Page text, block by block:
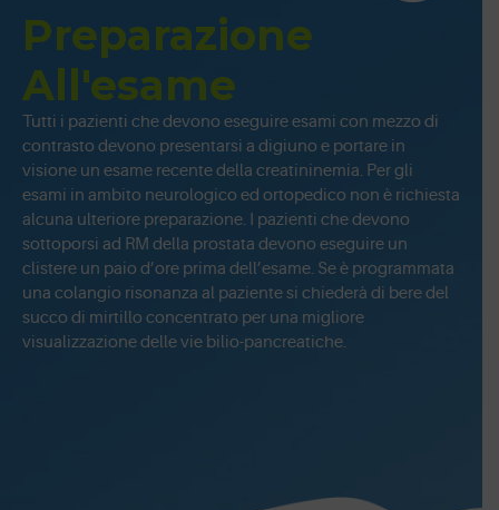
Preparazione
All'esame
Tutti i pazienti che devono eseguire esami con mezzo di
contrasto devono presentarsi a digiuno e portare in
visione un esame recente della creatininemia. Per gli
esami in ambito neurologico ed ortopedico non è richiesta
alcuna ulteriore preparazione. I pazienti che devono
sottoporsi ad RM della prostata devono eseguire un
clistere un paio d’ore prima dell’esame. Se è programmata
una colangio risonanza al paziente si chiederà di bere del
succo di mirtillo concentrato per una migliore
visualizzazione delle vie bilio-pancreatiche.